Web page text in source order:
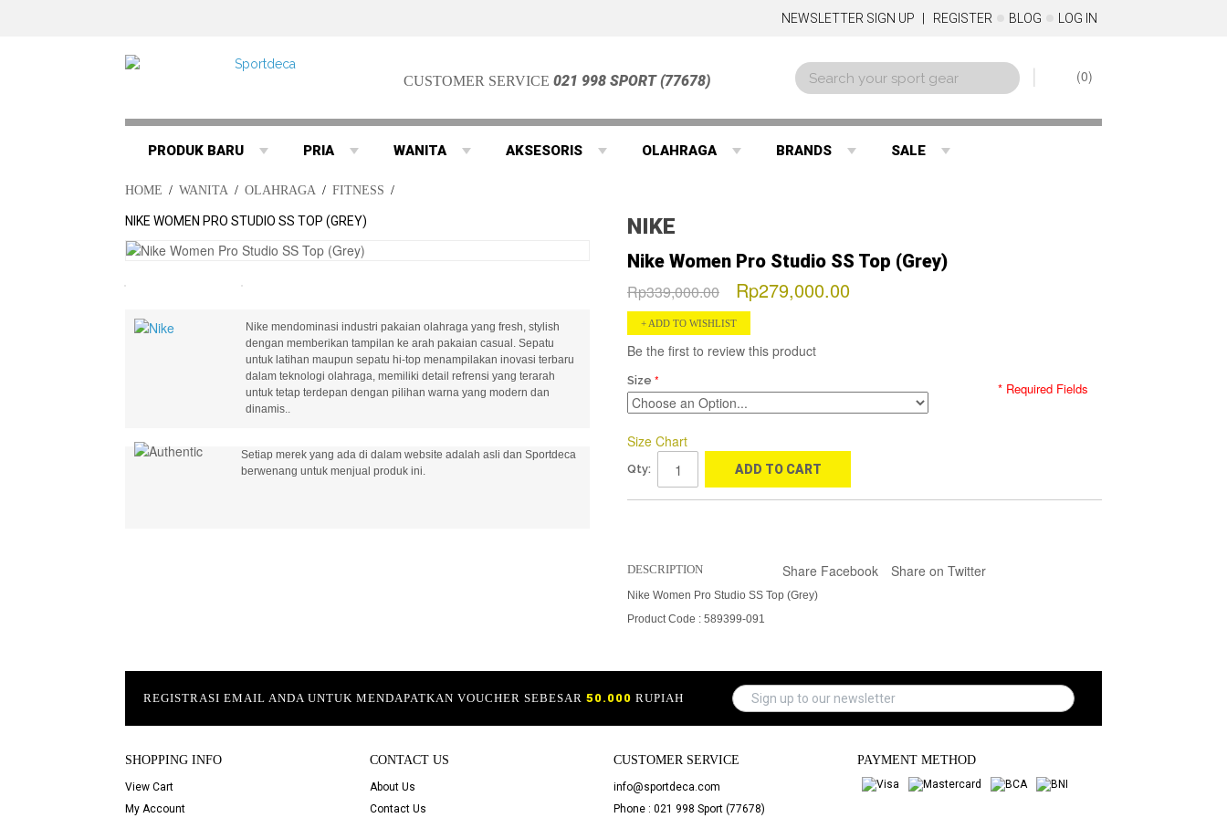
NEWSLETTER SIGN UP REGISTER BLOG LOG IN
CUSTOMER SERVICE021 998 SPORT (77678) 0
PRODUK BARU PRIA WANITA AKSESORIS OLAHRAGA BRANDS SALE
HOME / WANITA / OLAHRAGA / FITNESS /
NIKE WOMEN PRO STUDIO SS TOP (GREY)
Nike mendominasi industri pakaian olahraga yang fresh, stylish
dengan memberikan tampilan ke arah pakaian casual. Sepatu
untuk latihan maupun sepatu hi-top menampilakan inovasi terbaru
dalam teknologi olahraga, memiliki detail refrensi yang terarah
untuk tetap terdepan dengan pilihan warna yang modern dan
dinamis..
Setiap merek yang ada di dalam website adalah asli dan Sportdeca
berwenang untuk menjual produk ini.
NIKE
Nike Women Pro Studio SS Top (Grey)
Rp339,000.00 Rp279,000.00
ADD TO WISHLIST
Be the first to review this product
Size * Required Fields
Size Chart
Qty: ADD TO CART
Share Facebook Share on Twitter
DESCRIPTION
Nike Women Pro Studio SS Top (Grey)
Product Code : 589399-091
REGISTRASI EMAIL ANDA UNTUK MENDAPATKAN VOUCHER SEBESAR50.000 RUPIAH
SHOPPING INFO
View Cart
My Account
CONTACT US
About Us
Contact Us
CUSTOMER SERVICE
info@sportdeca.com
Phone : 021 998 Sport (77678)
PAYMENT METHOD